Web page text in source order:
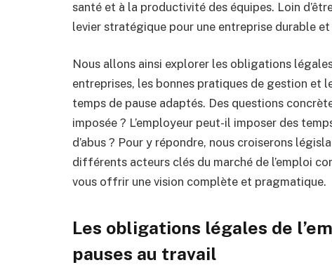
santé et à la productivité des équipes. Loin
levier stratégique pour une entreprise durable et
Nous allons ainsi explorer les obligations
entreprises, les bonnes pratiques de gestion et
temps de pause adaptés. Des questions
imposée ? L’employeur peut-il imposer des
d’abus ? Pour y répondre, nous croiserons
différents acteurs clés du marché de l’emploi
vous offrir une vision complète et pragmatique.
Les obligations légales de
pauses au travail